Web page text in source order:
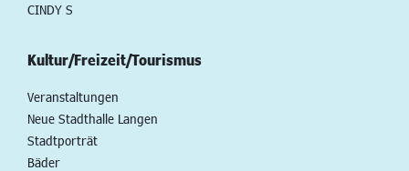
CINDY S
Kultur/Freizeit/Tourismus
Veranstaltungen
Neue Stadthalle Langen
Stadtporträt
Bäder